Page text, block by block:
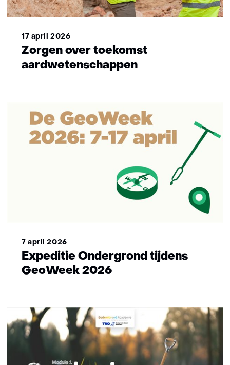
17 april 2026
Zorgen over toekomst
aardwetenschappen
7 april 2026
Expeditie Ondergrond tijdens
GeoWeek 2026